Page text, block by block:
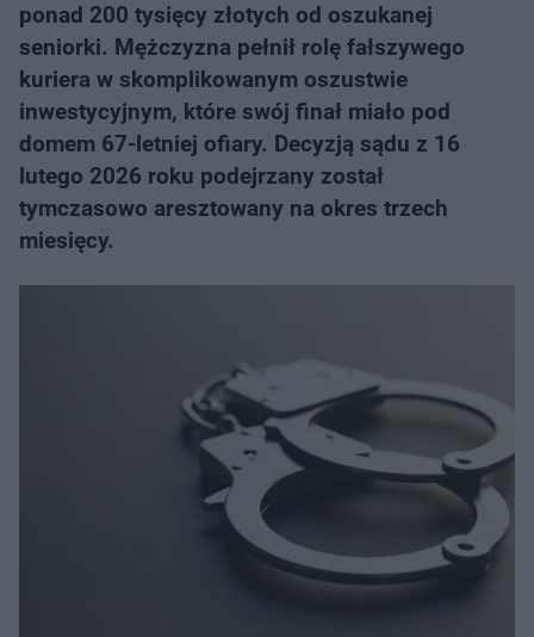
ponad 200 tysięcy złotych od oszukanej
seniorki. Mężczyzna pełnił rolę fałszywego
kuriera w skomplikowanym oszustwie
inwestycyjnym, które swój finał miało pod
domem 67-letniej ofiary. Decyzją sądu z 16
lutego 2026 roku podejrzany został
tymczasowo aresztowany na okres trzech
miesięcy.